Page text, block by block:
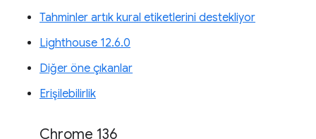
Tahminler artık kural etiketlerini destekliyor
Lighthouse 12.6.0
Diğer öne çıkanlar
Erişilebilirlik
Chrome 136